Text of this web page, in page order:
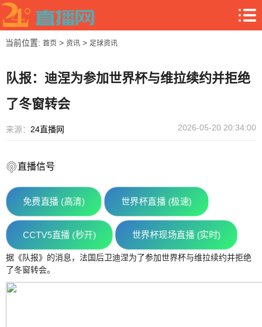
当前位置: 首页> 资讯> 足球资讯
队报：迪涅为参加世界杯与维拉续约并拒绝
了冬窗转会
来源： 24直播网 2026-05-20 20:34:00
直播信号
免费直播 (高清) 世界杯直播 (极速)
CCTV5直播 (秒开) 世界杯现场直播 (实时)
据《队报》的消息，法国后卫迪涅为了参加世界杯与维拉续约并拒绝
了冬窗转会。